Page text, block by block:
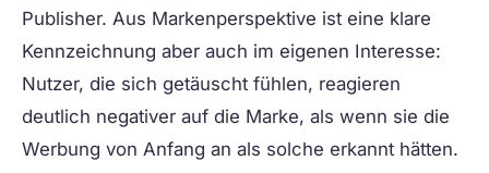
Publisher. Aus Markenperspektive ist eine klare
Kennzeichnung aber auch im eigenen Interesse:
Nutzer, die sich getäuscht fühlen, reagieren
deutlich negativer auf die Marke, als wenn sie die
Werbung von Anfang an als solche erkannt hätten.